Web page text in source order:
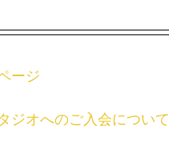
ージ
ジオへのご入会について